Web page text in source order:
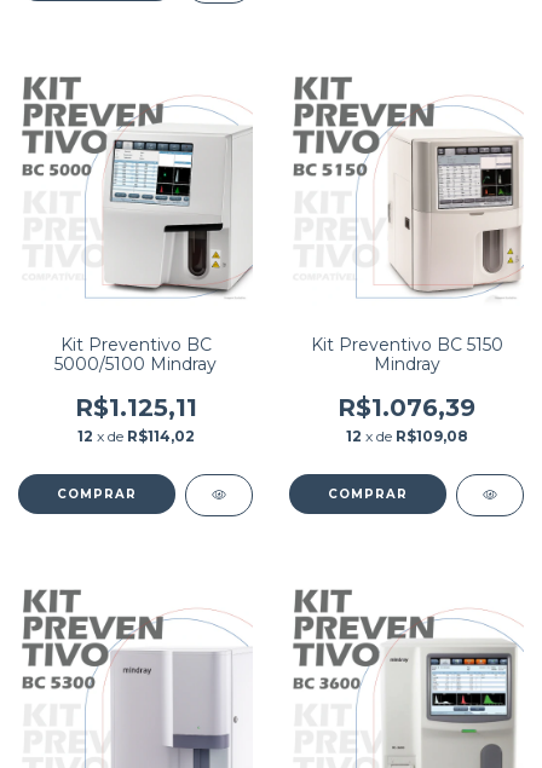
Kit Preventivo BC
5000/5100 Mindray
R$1.125,11
12 x de R$114,02
Kit Preventivo BC 5150
Mindray
R$1.076,39
12 x de R$109,08